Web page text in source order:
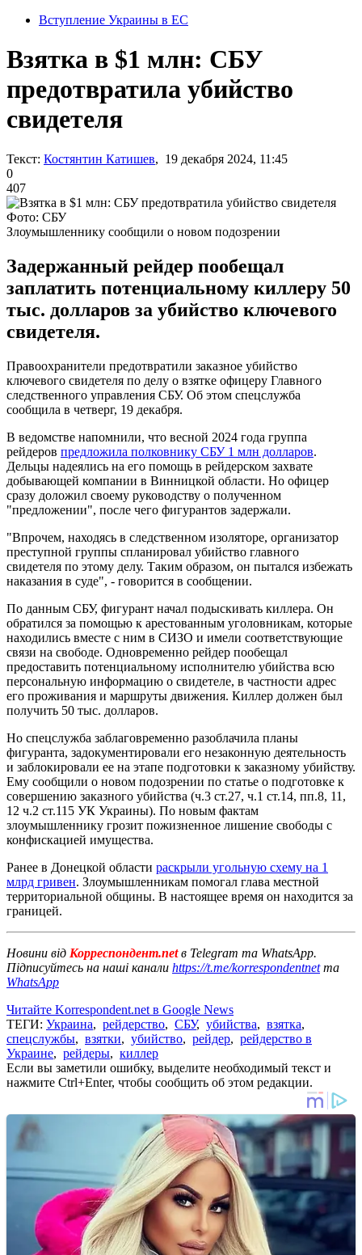
Вступление Украины в ЕС
Взятка в $1 млн: СБУ
предотвратила убийство
свидетеля
Текст: Костянтин Катишев, 19 декабря 2024, 11:45
0
407
Фото: СБУ
Злоумышленнику сообщили о новом подозрении
Задержанный рейдер пообещал
заплатить потенциальному киллеру 50
тыс. долларов за убийство ключевого
свидетеля.
Правоохранители предотвратили заказное убийство
ключевого свидетеля по делу о взятке офицеру Главного
следственного управления СБУ. Об этом спецслужба
сообщила в четверг, 19 декабря.
В ведомстве напомнили, что весной 2024 года группа
рейдеров предложила полковнику СБУ 1 млн долларов.
Дельцы надеялись на его помощь в рейдерском захвате
добывающей компании в Винницкой области. Но офицер
сразу доложил своему руководству о полученном
"предложении", после чего фигурантов задержали.
"Впрочем, находясь в следственном изоляторе, организатор
преступной группы спланировал убийство главного
свидетеля по этому делу. Таким образом, он пытался избежать
наказания в суде", - говорится в сообщении.
По данным СБУ, фигурант начал подыскивать киллера. Он
обратился за помощью к арестованным уголовникам, которые
находились вместе с ним в СИЗО и имели соответствующие
связи на свободе. Одновременно рейдер пообещал
предоставить потенциальному исполнителю убийства всю
персональную информацию о свидетеле, в частности адрес
его проживания и маршруты движения. Киллер должен был
получить 50 тыс. долларов.
Но спецслужба заблаговременно разоблачила планы
фигуранта, задокументировали его незаконную деятельность
и заблокировали ее на этапе подготовки к заказному убийству.
Ему сообщили о новом подозрении по статье о подготовке к
совершению заказного убийства (ч.3 ст.27, ч.1 ст.14, пп.8, 11,
12 ч.2 ст.115 УК Украины). По новым фактам
злоумышленнику грозит пожизненное лишение свободы с
конфискацией имущества.
Ранее в Донецкой области раскрыли угольную схему на 1
млрд гривен. Злоумышленникам помогал глава местной
территориальной общины. В настоящее время он находится за
границей.
Новини від Корреспондент.netв Telegram та WhatsApp.
Підписуйтесь на наші канали https://t.me/korrespondentnetта
WhatsApp
Читайте Korrespondent.net в Google News
ТЕГИ: Украина, рейдерство, СБУ, убийства, взятка,
спецслужбы, взятки, убийство, рейдер, рейдерство в
Украине, рейдеры, киллер
Если вы заметили ошибку, выделите необходимый текст и
нажмите Ctrl+Enter, чтобы сообщить об этом редакции.